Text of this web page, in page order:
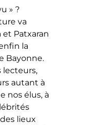
» ?
va
Patxaran
la
Bayonne.
lecteurs,
autant à
nos élus, à
lieux